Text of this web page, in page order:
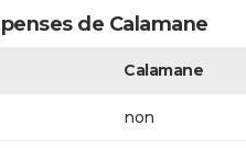
de Calamane
Calamane
non